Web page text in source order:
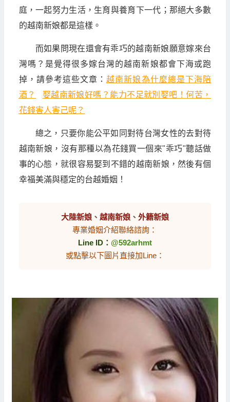
庭，一起努力生活，生育與養育下一代；那絕大多數
的越南新娘都是這樣。
而如果問現在還會有乖巧的越南新娘願意嫁來台
灣嗎？是覺得很多嫁台灣的越南新娘都會下海或跑
掉，請參考這些文章：越南新娘為什麼總是下海陪
酒？
娶越南新娘好嗎？能力不足就別娶吧！何苦，
花錢害人害己呢？
總之，只要你能公平如同對待台灣女性的去對待
越南新娘，沒有那種以為花錢買一個來"乖巧"聽話做
事的心態，就很容易娶到不錯的越南新娘，然後有個
幸福美滿與穩定的台越婚姻！
大陸新娘、 越南新娘、 外籍新娘
專業婚姻介紹聯絡諮詢：
Line ID： @592arhmt
或點擊以下圖片直接加Line：